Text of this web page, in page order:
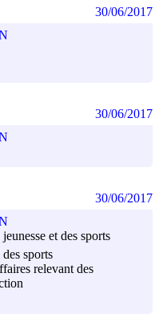
30/06/2017
30/06/2017
et des sports
sports
relevant des
30/06/2017